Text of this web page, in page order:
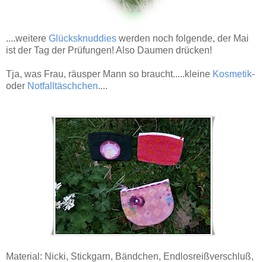
....weitere Glücksknuddies werden noch folgende, der Mai
ist der Tag der Prüfungen! Also Daumen drücken!
Tja, was Frau, räusper Mann so braucht.....kleine Kosmetik-
oder Notfalltäschchen....
Material: Nicki, Stickgarn, Bändchen, Endlosreißverschluß,